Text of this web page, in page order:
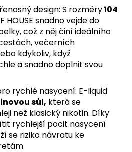
design: S rozměry104
HOUSE snadno vejde do
což z něj činí ideálního
večerních
kdykoliv, když
a snadno doplnit svou
rychlé nasycení: E-liquid
sůl, která se
než klasický nikotin. Díky
rychlejší pocit nasycení
se riziko návratu ke